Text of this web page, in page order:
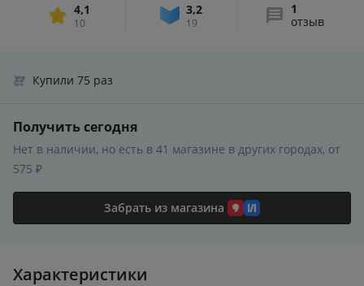
4,1
10
3,2
19
1
отзыв
Купили 75 раз
Получить сегодня
Нет в наличии, но есть в 41 магазине в других городах, от
575 ₽
Забрать из магазина
Характеристики